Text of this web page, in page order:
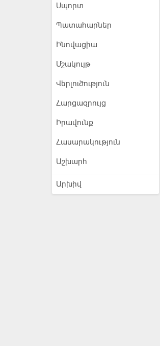
Սպորտ
Պատահարներ
Ինովացիա
Մշակույթ
Վերլուծություն
Հարցազրույց
Իրավունք
Հասարակություն
Աշխարհ
Արխիվ